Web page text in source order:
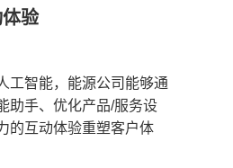
验
工智能，能源公司能够通
助手、优化产品/服务设
的互动体验重塑客户体